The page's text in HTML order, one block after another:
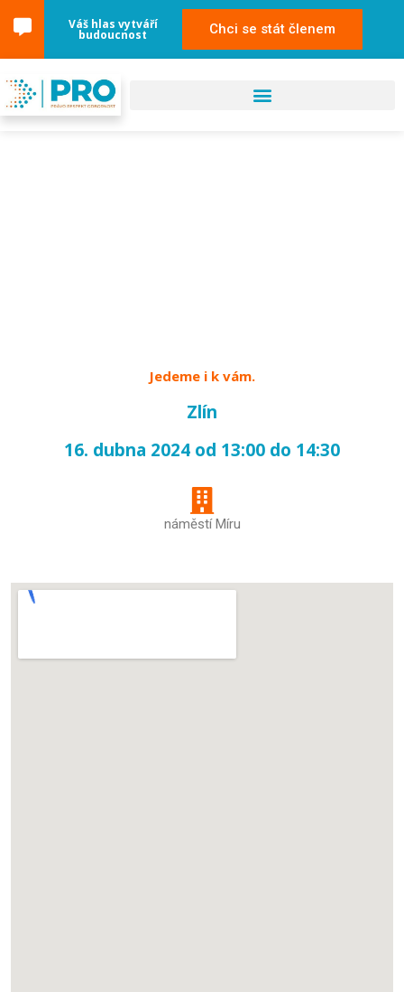
Váš hlas vytváří
budoucnost Chci se stát členem
Jedeme i k vám.
Zlín
16. dubna 2024 od 13:00 do 14:30
náměstí Míru